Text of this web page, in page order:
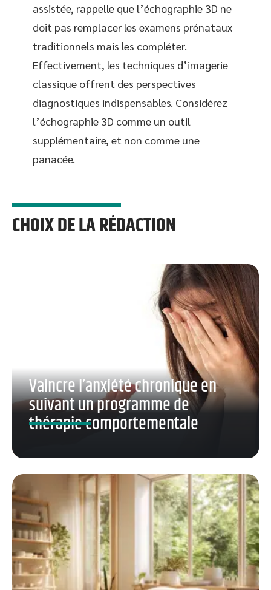
assistée, rappelle que l’échographie 3D ne
doit pas remplacer les examens prénataux
traditionnels mais les compléter.
Effectivement, les techniques d’imagerie
classique offrent des perspectives
diagnostiques indispensables. Considérez
l’échographie 3D comme un outil
supplémentaire, et non comme une
panacée.
CHOIX DE LA RÉDACTION
Vaincre l’anxiété chronique en
suivant un programme de
thérapie comportementale